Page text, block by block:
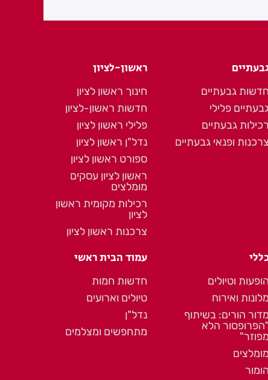
חדשות גבעתיים
פלילי
רכילות גבעתיים
צרכנות ופנאי גבעתיים
ראשון-לציון
חינוך ראשון לציון
חדשות ראשון-לציון
פלילי ראשון לציון
נדל"ן ראשון לציון
ספורט ראשון לציון
ראשון לציון עסקים
מומלצים
רכילות מקומית ראשון
לציון
צרכנות ראשון לציון
הופעות וטיולים
מלונות ואירוח
מדור הורים: בשיתוף
"הפרופסור הלא
מפוזר"
מומלצים
הומור
עמוד הבית ראשי
חדשות חמות
טיולים וארועים
נדל"ן
מתחפשים ומצלמים